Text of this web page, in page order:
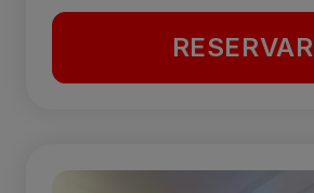
RESERVAR